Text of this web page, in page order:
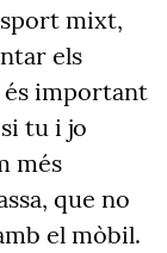
mixt,
els
és important
tu i jo
més
que no
el mòbil.